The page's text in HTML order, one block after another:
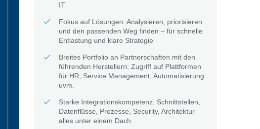
IT
Fokus auf Lösungen: Analysieren, priorisieren
und den passenden Weg finden – für schnelle
Entlastung und klare Strategie
Breites Portfolio an Partnerschaften mit den
führenden Herstellern: Zugriff auf Plattformen
für HR, Service Management, Automatisierung
uvm.
Starke Integrationskompetenz: Schnittstellen,
Datenflüsse, Prozesse, Security, Architektur –
alles unter einem Dach